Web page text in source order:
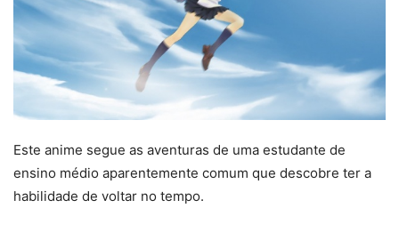
Este anime segue as aventuras de uma estudante de
ensino médio aparentemente comum que descobre ter a
habilidade de voltar no tempo.